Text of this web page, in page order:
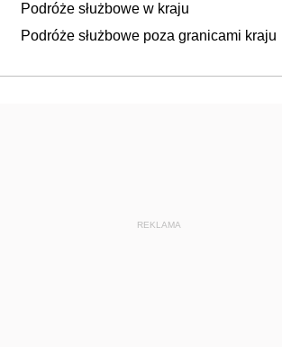
Podróże służbowe w kraju
Podróże służbowe poza granicami kraju
REKLAMA